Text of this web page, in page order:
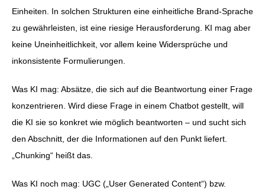
Einheiten. In solchen Strukturen eine einheitliche Brand-Sprache
zu gewährleisten, ist eine riesige Herausforderung. KI mag aber
keine Uneinheitlichkeit, vor allem keine Widersprüche und
inkonsistente Formulierungen.
Was KI mag: Absätze, die sich auf die Beantwortung einer Frage
konzentrieren. Wird diese Frage in einem Chatbot gestellt, will
die KI sie so konkret wie möglich beantworten – und sucht sich
den Abschnitt, der die Informationen auf den Punkt liefert.
„Chunking“ heißt das.
Was KI noch mag: UGC („User Generated Content“) bzw.